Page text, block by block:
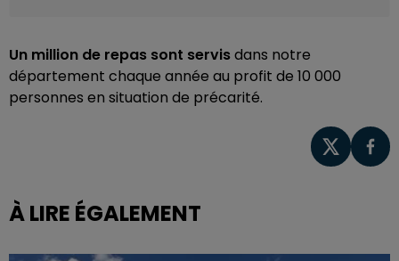
Un million de repas sont servisdans notre
département chaque année au profit de 10 000
personnes en situation de précarité.
À LIRE ÉGALEMENT